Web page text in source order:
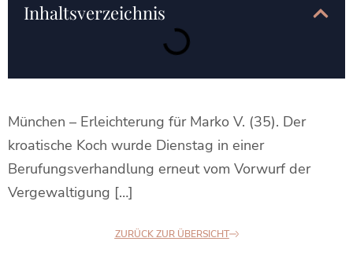
Inhaltsverzeichnis
München – Erleichterung für Marko V. (35). Der
kroatische Koch wurde Dienstag in einer
Berufungsverhandlung erneut vom Vorwurf der
Vergewaltigung […]
ZURÜCK ZUR ÜBERSICHT